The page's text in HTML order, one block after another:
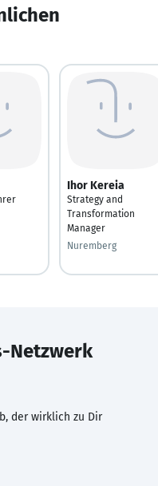
Ihor Kereia
Strategy and
Transformation
Manager
Nuremberg
Netzwerk
der wirklich zu Dir